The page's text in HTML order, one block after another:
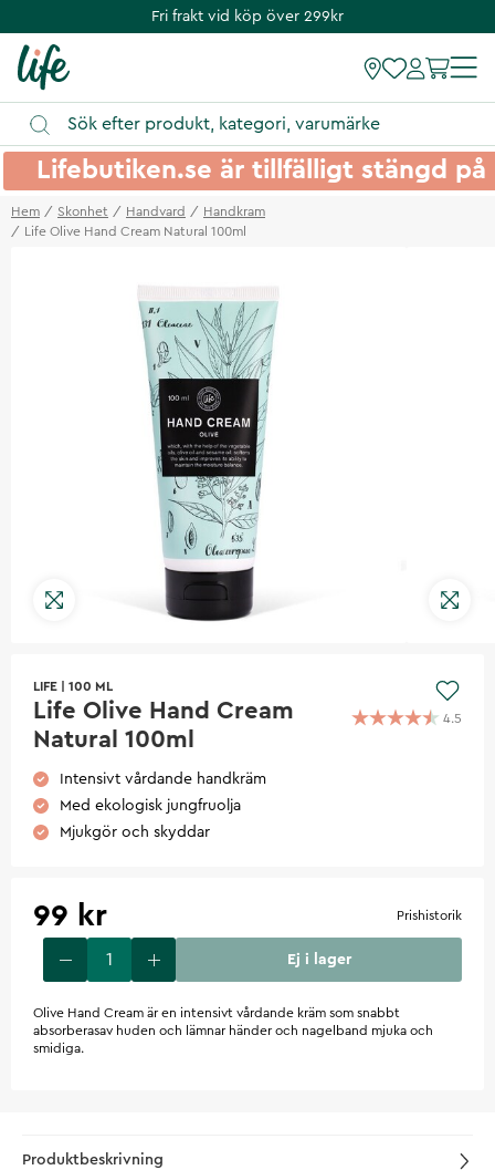
Fri frakt vid köp över 299kr
Lifebutiken.se är tillfälligt stängd
Hem Skonhet Handvard
Handkram
Life Olive Hand Cream Natural 100ml
LIFE 100 ML
Life Olive Hand Cream
Natural 100ml
4.5
Intensivt vårdande handkräm
Med ekologisk jungfruolja
Mjukgör och skyddar
99 kr Prishistorik
Ej i lager
Olive Hand Cream är en intensivt vårdande kräm som snabbt
absorberasav huden och lämnar händer och nagelband mjuka och
smidiga.
Produktbeskrivning